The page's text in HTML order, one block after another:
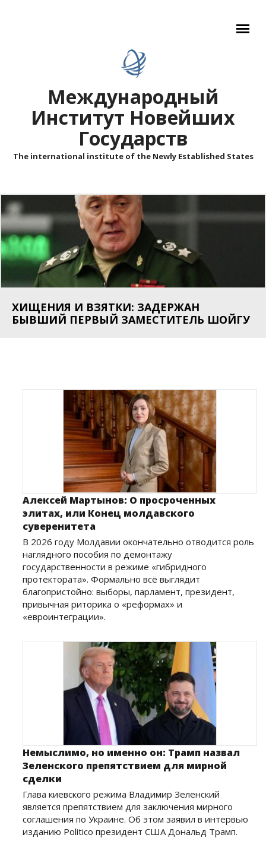
Международный
Институт Новейших
Государств
The international institute of the Newly Established States
ХИЩЕНИЯ И ВЗЯТКИ: ЗАДЕРЖАН
БЫВШИЙ ПЕРВЫЙ ЗАМЕСТИТЕЛЬ ШОЙГУ
ГЛАВА ГРУ КОСТЮКОВ: ПЕРЕГОВОРЫ
МОСКВЫ И КИЕВА НУЖНЫ США БОЛЬШЕ,
БУНДЕСТАГ ОТМЕНИЛ ПОСОБИЕ ДЛЯ
МАЛОИМУЩИХ
ИРАНСКОМУ ГЕНЕРАЛУ, РАБОТАВШЕМУ
НА МОССАД, ДАЛИ ПОКОНЧИТЬ С СОБОЙ
«СПРАВЕДЛИВАЯ РОССИЯ» ПРИЗЫВАЕТ
ПЕРЕКРЫТЬ ЕВРОПЕ НЕ ТОЛЬКО ГАЗ
Алексей Мартынов: О просроченных
элитах, или Конец молдавского
суверенитета
В 2026 году Молдавии окончательно отводится роль
наглядного пособия по демонтажу
государственности в режиме «гибридного
протектората». Формально всё выглядит
благопристойно: выборы, парламент, президент,
привычная риторика о «реформах» и
«евроинтеграции».
Немыслимо, но именно он: Трамп назвал
Зеленского препятствием для мирной
сделки
Глава киевского режима Владимир Зеленский
является препятствием для заключения мирного
соглашения по Украине. Об этом заявил в интервью
изданию Politico президент США Дональд Трамп.